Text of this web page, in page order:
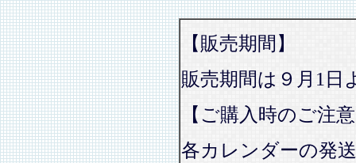
【販売期間】
販売期間は９月1日
【ご購入時のご注
各カレンダーの発